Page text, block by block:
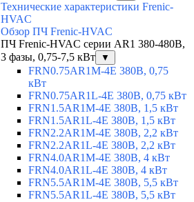
Технические характеристики Frenic-
HVAC
Обзор ПЧ Frenic-HVAC
ПЧ Frenic-HVAC серии AR1 380-480В,
3 фазы, 0,75-7,5 кВт
▼
FRN0.75AR1M-4E 380В, 0,75
кВт
FRN0.75AR1L-4E 380В, 0,75 кВт
FRN1.5AR1M-4E 380В, 1,5 кВт
FRN1.5AR1L-4E 380В, 1,5 кВт
FRN2.2AR1M-4E 380В, 2,2 кВт
FRN2.2AR1L-4E 380В, 2,2 кВт
FRN4.0AR1M-4E 380В, 4 кВт
FRN4.0AR1L-4E 380В, 4 кВт
FRN5.5AR1M-4E 380В, 5,5 кВт
FRN5.5AR1L-4E 380В, 5,5 кВт